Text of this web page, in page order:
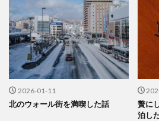
2026-01-11
北のウォール街を満喫した話
贅に
泊し